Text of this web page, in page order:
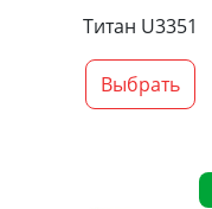
Титан U3351
Выбрать